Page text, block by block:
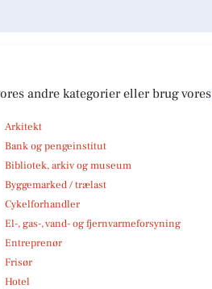
andre kategorier eller brug vores
Arkitekt
Bank og pengeinstitut
Bibliotek, arkiv og museum
Byggemarked / trælast
Cykelforhandler
El-, gas-, vand- og fjernvarmeforsyning
Entreprenør
Frisør
Hotel